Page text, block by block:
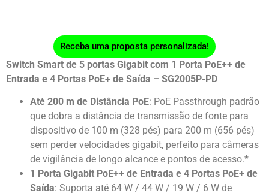
Receba uma proposta personalizada!
Switch Smart de 5 portas Gigabit com 1 Porta PoE++ de
Entrada e 4 Portas PoE+ de Saída – SG2005P-PD
Até 200 m de Distância PoE: PoE Passthrough padrão
que dobra a distância de transmissão de fonte para
dispositivo de 100 m (328 pés) para 200 m (656 pés)
sem perder velocidades gigabit, perfeito para câmeras
de vigilância de longo alcance e pontos de acesso.*
1 Porta Gigabit PoE++ de Entrada e 4 Portas PoE+ de
Saída: Suporta até 64 W / 44 W / 19 W / 6 W de